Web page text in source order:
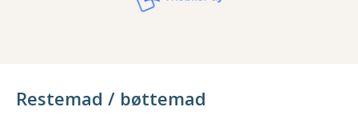
Restemad / bøttemad